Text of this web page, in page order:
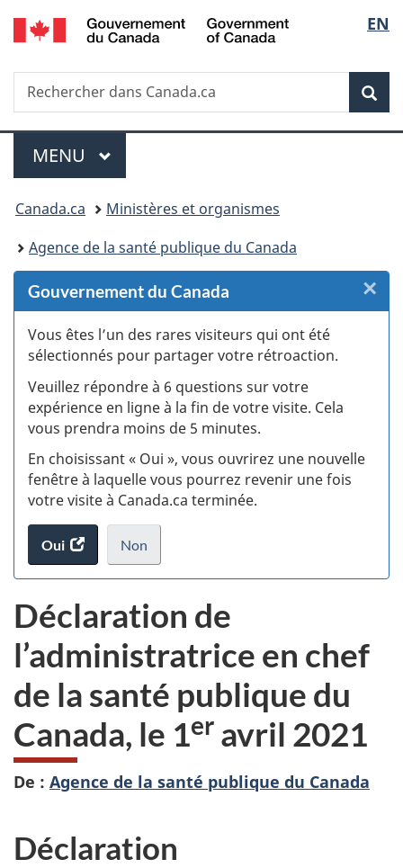
Passer
au
des
Passer
au
principal
Passer
à
Au
du
Passer
à
version
simplifiée
de
la
EN
Recherche
Rechercher
dans
Menu
MENU PRINCIPAL
Vous
êtes
ici :
Canada.ca
Ministères et organismes
Agence de la santé publique du Canada
Gouvernement du Canada
Vous êtes l’un des rares visiteurs qui ont été
sélectionnés pour partager votre rétroaction.
Veuillez répondre à 6 questions sur votre
expérience en ligne à la fin de votre visite. Cela
vous prendra moins de 5 minutes.
En choisissant « Oui », vous ouvrirez une nouvelle
fenêtre à laquelle vous pourrez revenir une fois
votre visite à Canada.ca terminée.
Oui
accéder
au
Non
je
veux
pas
participer
au
sondage
du
site
web,
.
×
Déclaration de
l’administratrice en chef
de la santé publique du
Canada, le 1er avril 2021
De : Agence de la santé publique du Canada
Déclaration